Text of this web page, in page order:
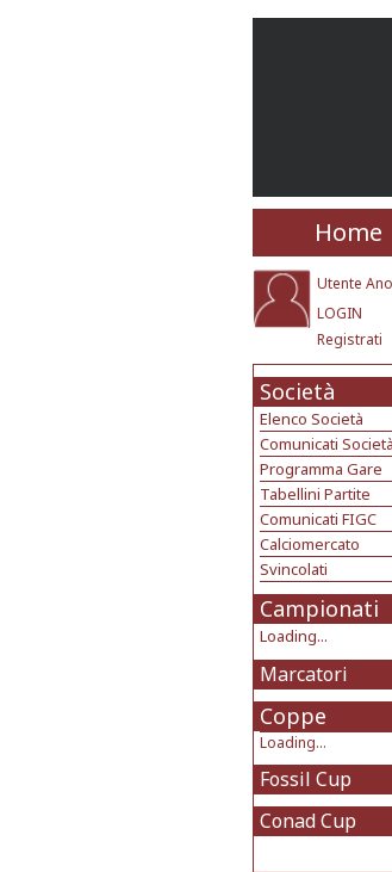
Home
Utente
LOGIN
Registrati
Società
Elenco Società
Comunicati Società
Programma Gare
Tabellini Partite
Comunicati FIGC
Calciomercato
Svincolati
Campionati
Loading...
Marcatori
Coppe
Loading...
Fossil Cup
Conad Cup